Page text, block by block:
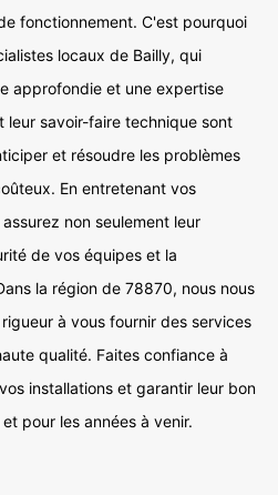
fonctionnement. C'est pourquoi
locaux de Bailly, qui
approfondie et une expertise
leur savoir-faire technique sont
et résoudre les problèmes
En entretenant vos
non seulement leur
de vos équipes et la
la région de 78870, nous nous
à vous fournir des services
qualité. Faites confiance à
installations et garantir leur bon
pour les années à venir.